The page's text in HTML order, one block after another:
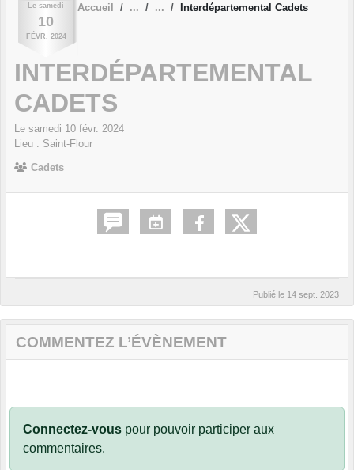
Le samedi
10
FÉVR. 2024
Accueil Interdépartemental Cadets
INTERDÉPARTEMENTAL
CADETS
Le samedi 10 févr. 2024
Lieu : Saint-Flour
Cadets
Publié le 14 sept. 2023
COMMENTEZ L’ÉVÈNEMENT
Connectez-vous pour pouvoir participer aux
commentaires.